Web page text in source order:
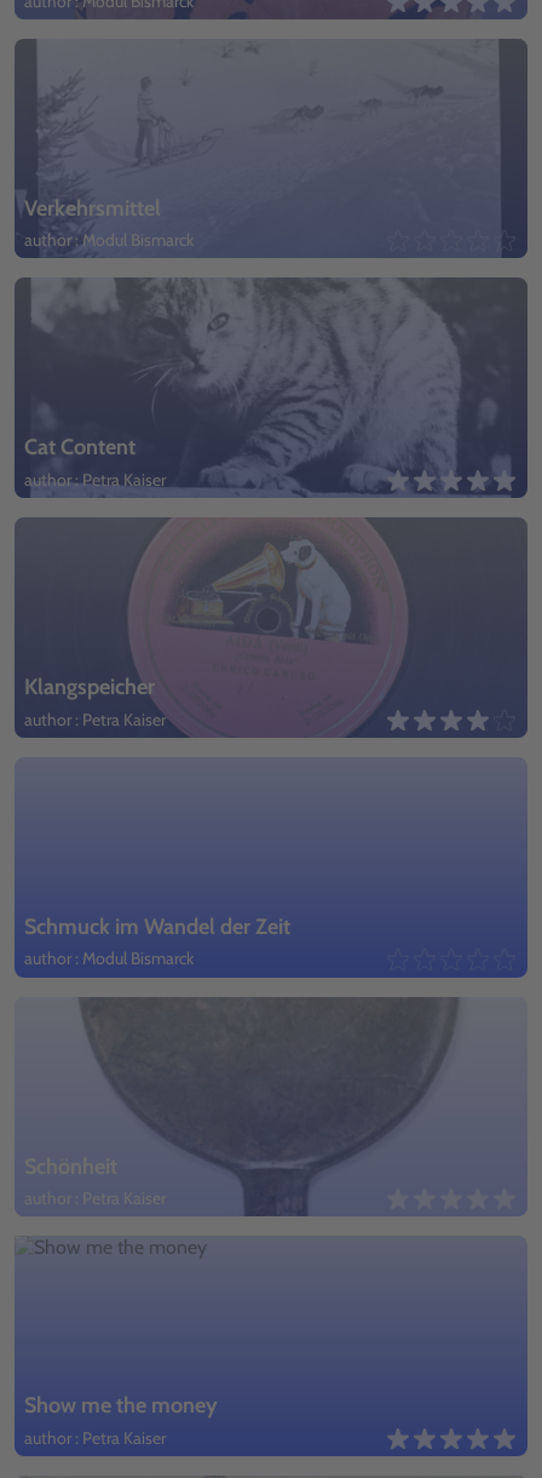
Verkehrsmittel
author : Modul Bismarck
Cat Content
author : Petra Kaiser
Klangspeicher
author : Petra Kaiser
Schmuck im Wandel der Zeit
author : Modul Bismarck
Schönheit
author : Petra Kaiser
Show me the money
author : Petra Kaiser